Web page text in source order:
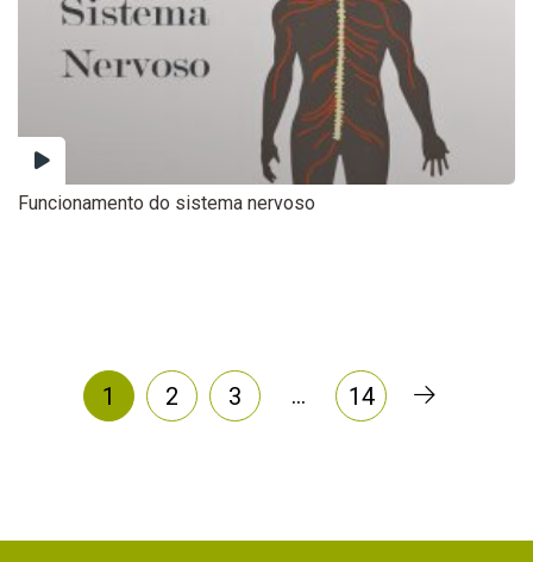
Funcionamento do sistema nervoso
1 2 3 … 14